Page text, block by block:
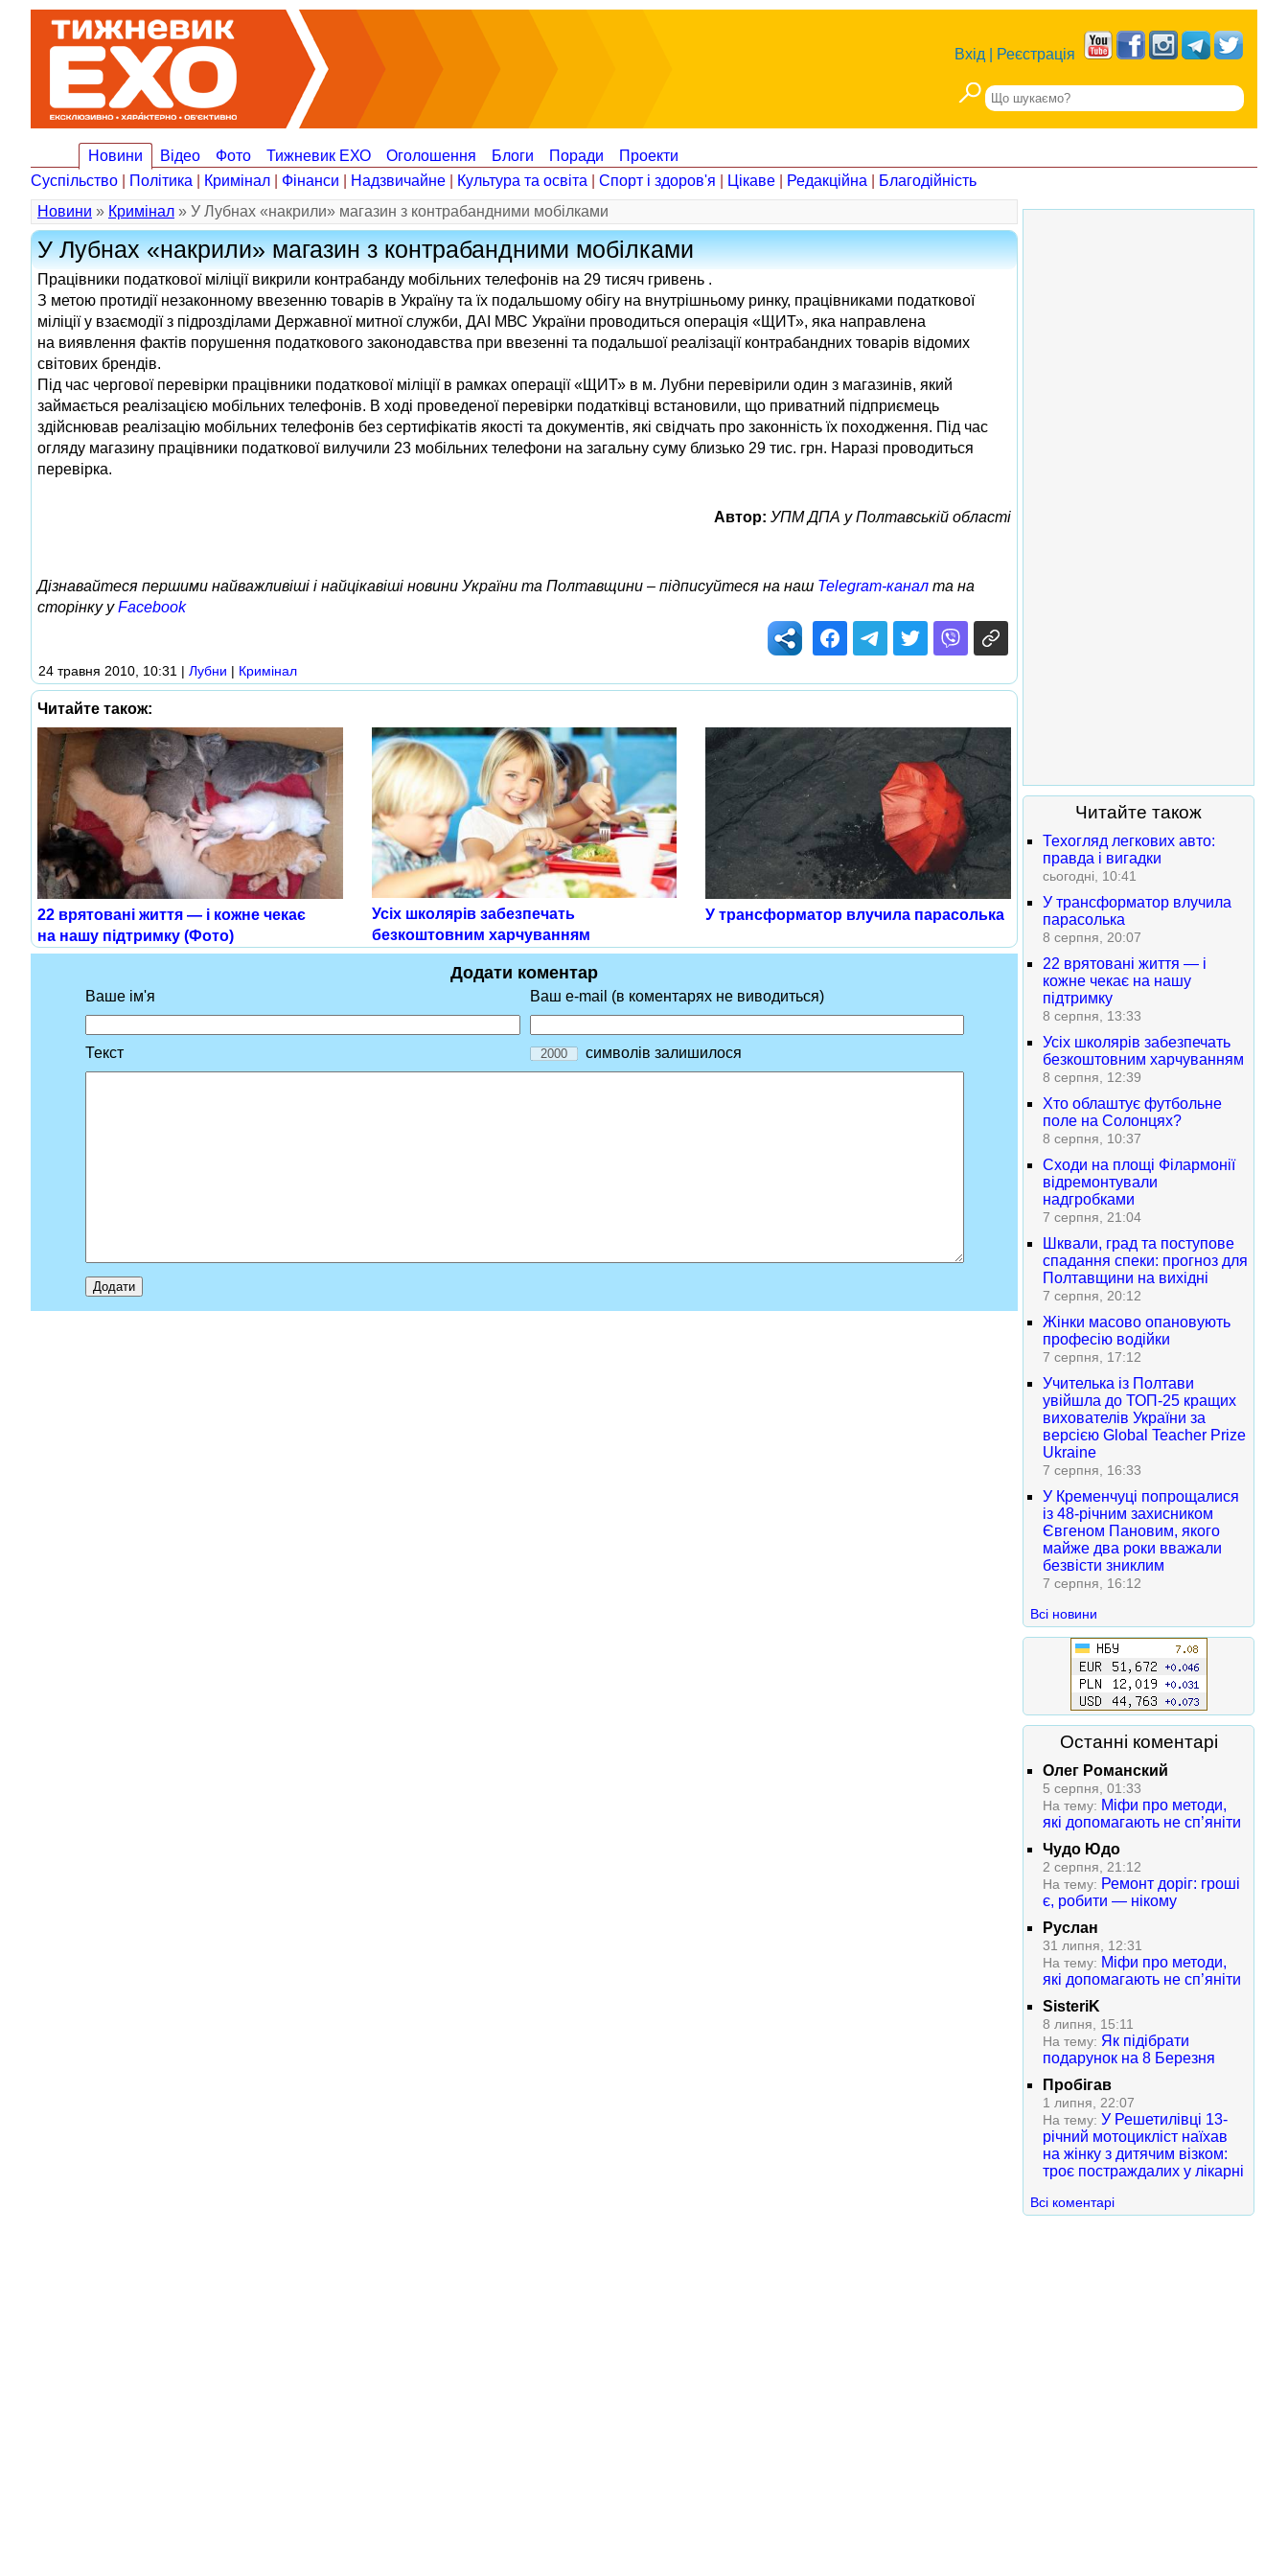
Вхід Реєстрація
Новини Відео Фото Тижневик ЕХО Оголошення Блоги Поради
Проекти
Суспільство
Політика Кримінал Фінанси Надзвичайне Культура та освіта Спорт і здоров'я Цікаве Редакційна
Благодійність
Новини » Кримінал » У Лубнах «накрили» магазин з контрабандними мобілками
У Лубнах «накрили» магазин з контрабандними мобілками
Працівники податкової міліції викрили контрабанду мобільних телефонів на 29 тисяч гривень .
З метою протидії незаконному ввезенню товарів в Україну та їх подальшому обігу на внутрішньому ринку, працівниками податкової
міліції у взаємодії з підрозділами Державної митної служби, ДАІ МВС України проводиться операція «ЩИТ», яка направлена
на виявлення фактів порушення податкового законодавства при ввезенні та подальшої реалізації контрабандних товарів відомих
світових брендів.
Під час чергової перевірки працівники податкової міліції в рамках операції «ЩИТ» в м. Лубни перевірили один з магазинів, який
займається реалізацією мобільних телефонів. В ході проведеної перевірки податківці встановили, що приватний підприємець
здійснював реалізацію мобільних телефонів без сертифікатів якості та документів, які свідчать про законність їх походження. Під час
огляду магазину працівники податкової вилучили 23 мобільних телефони на загальну суму близько 29 тис. грн. Наразі проводиться
перевірка.
Автор: УПМ ДПА у Полтавській області
Дізнавайтеся першими найважливіші і найцікавіші новини України та Полтавщини – підписуйтеся на наш Telegram-канал та на
сторінку уFacebook
24 травня 2010, 10:31 | Лубни | Кримінал
Читайте також:
22 врятовані життя — і кожне чекає
на нашу підтримку (Фото)
Усіх школярів забезпечать
безкоштовним харчуванням
У трансформатор влучила парасолька
Додати коментар
Ваше ім'я Ваш e-mail (в коментарях не виводиться)
Текст символів залишилося
Читайте також
Техогляд легкових авто:
правда і вигадки
сьогодні, 10:41
У трансформатор влучила
парасолька
8 серпня, 20:07
22 врятовані життя — і
кожне чекає на нашу
підтримку
8 серпня, 13:33
Усіх школярів забезпечать
безкоштовним харчуванням
8 серпня, 12:39
Хто облаштує футбольне
поле на Солонцях?
8 серпня, 10:37
Сходи на площі Філармонії
відремонтували
надгробками
7 серпня, 21:04
Шквали, град та поступове
спадання спеки: прогноз для
Полтавщини на вихідні
7 серпня, 20:12
Жінки масово опановують
професію водійки
7 серпня, 17:12
Учителька із Полтави
увійшла до ТОП-25 кращих
вихователів України за
версією Global Teacher Prize
Ukraine
7 серпня, 16:33
У Кременчуці попрощалися
із 48-річним захисником
Євгеном Пановим, якого
майже два роки вважали
безвісти зниклим
7 серпня, 16:12
Всі новини
Останні коментарі
Олег Романский
5 серпня, 01:33
На тему: Міфи про методи,
які допомагають не сп’яніти
Чудо Юдо
2 серпня, 21:12
На тему: Ремонт доріг: гроші
є, робити — нікому
Руслан
31 липня, 12:31
На тему: Міфи про методи,
які допомагають не сп’яніти
SisteriK
8 липня, 15:11
На тему: Як підібрати
подарунок на 8 Березня
Пробігав
1 липня, 22:07
На тему: У Решетилівці 13-
річний мотоцикліст наїхав
на жінку з дитячим візком:
троє постраждалих у лікарні
Всі коментарі